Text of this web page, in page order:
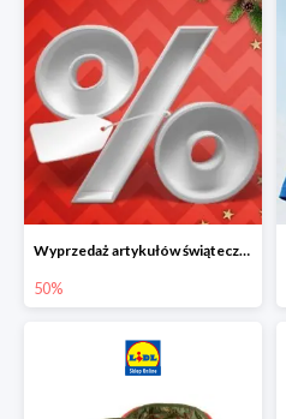
Wyprzedaż artykułów świątecznych w Lidlu Online
50%